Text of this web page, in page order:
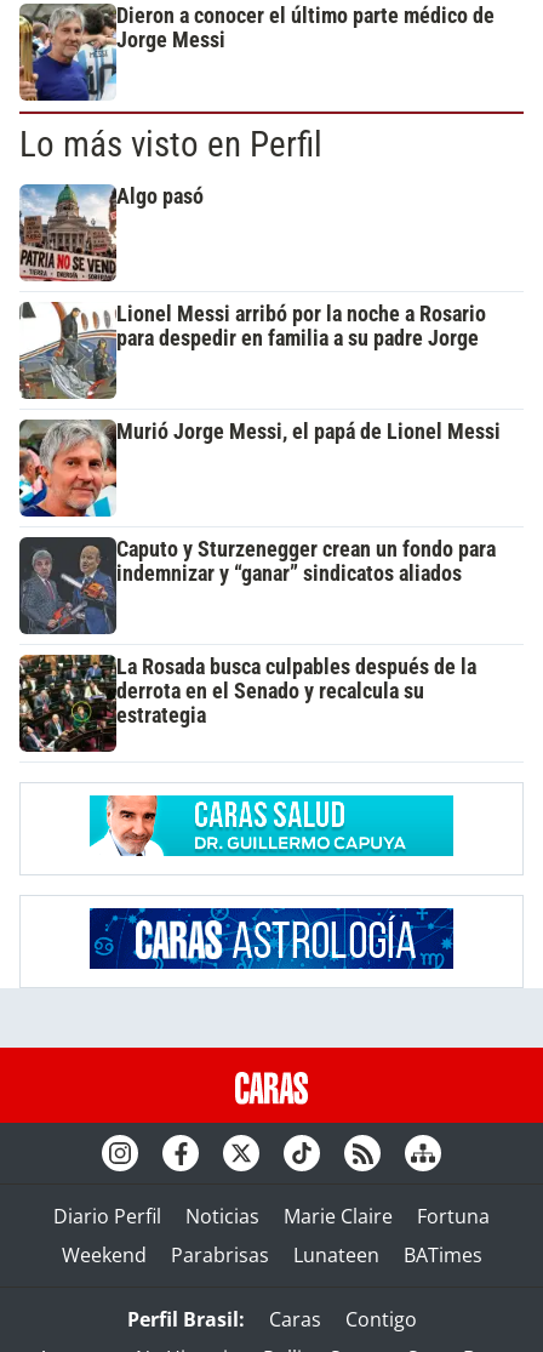
Dieron a conocer el último parte médico de
Jorge Messi
Lo más visto en Perfil
Algo pasó
Lionel Messi arribó por la noche a Rosario
para despedir en familia a su padre Jorge
Murió Jorge Messi, el papá de Lionel Messi
Caputo y Sturzenegger crean un fondo para
indemnizar y “ganar” sindicatos aliados
La Rosada busca culpables después de la
derrota en el Senado y recalcula su
estrategia
Diario Perfil Noticias Marie Claire
Fortuna
Weekend
Parabrisas Lunateen BATimes
Perfil Brasil: Caras
Contigo